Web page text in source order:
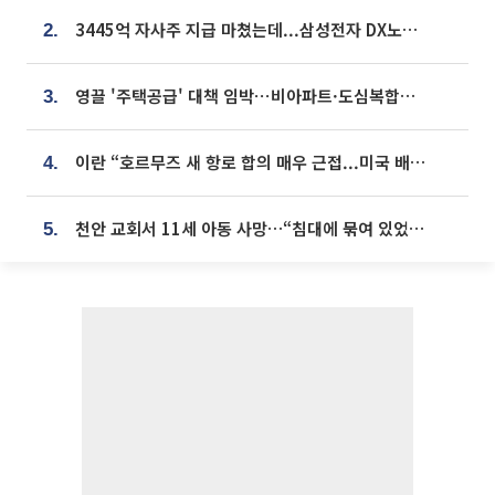
2. 3445억 자사주 지급 마쳤는데...삼성전자 DX노조, 뒤늦은 '떼쓰기 집회'
3. 영끌 '주택공급' 대책 임박⋯비아파트·도심복합까지 총동원
4. 이란 “호르무즈 새 항로 합의 매우 근접...미국 배상 먼저”
5. 천안 교회서 11세 아동 사망…“침대에 묶여 있었다” 진술 확보